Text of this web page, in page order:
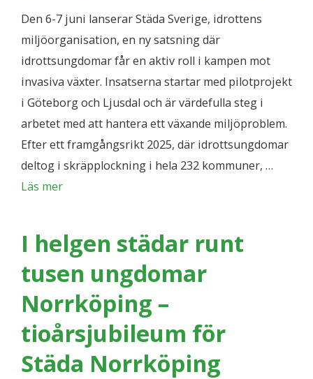
Den 6-7 juni lanserar Städa Sverige, idrottens
miljöorganisation, en ny satsning där
idrottsungdomar får en aktiv roll i kampen mot
invasiva växter. Insatserna startar med pilotprojekt
i Göteborg och Ljusdal och är värdefulla steg i
arbetet med att hantera ett växande miljöproblem.
Efter ett framgångsrikt 2025, där idrottsungdomar
deltog i skräpplockning i hela 232 kommuner, …
Läs mer
I helgen städar runt
tusen ungdomar
Norrköping –
tioårsjubileum för
Städa Norrköping